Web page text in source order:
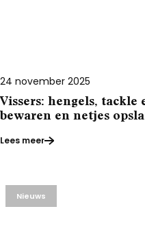
24 november 2025
Vissers: hengels,
bewaren en netjes
Lees meer
Nieuws